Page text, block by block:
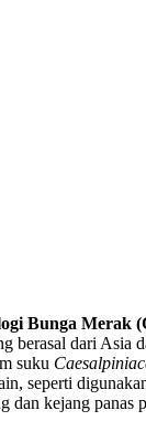
Bunga Merak
berasal dari
suku
seperti
dan kejang panas